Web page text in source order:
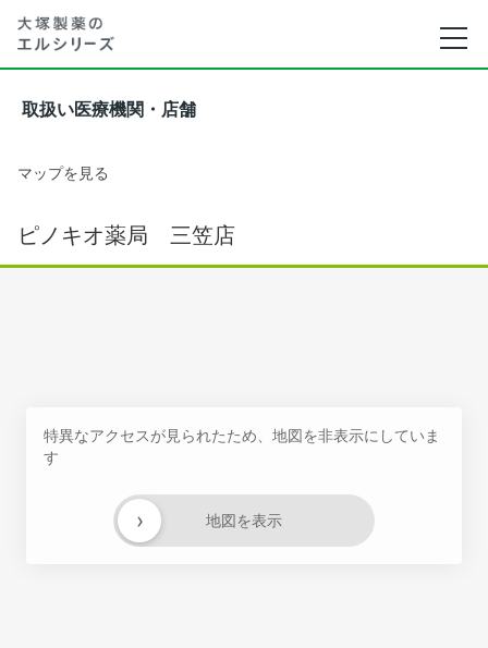
取扱い医療機関・店舗
マップを見る
ピノキオ薬局 三笠店
特異なアクセスが見られたため、地図を非表示にしていま
す
地図を表示
›